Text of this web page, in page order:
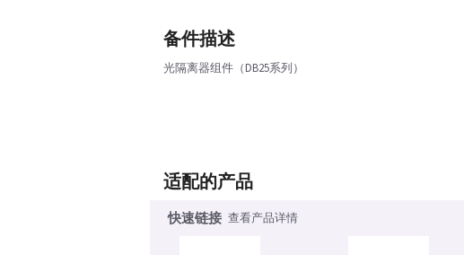
备件描述
光隔离器组件（DB25系列）
适配的产品
快速链接 查看产品详情